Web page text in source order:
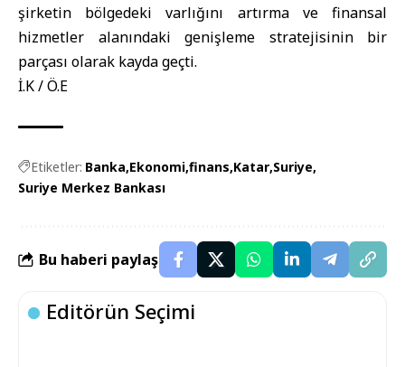
şirketin bölgedeki varlığını artırma ve finansal
hizmetler alanındaki genişleme stratejisinin bir
parçası olarak kayda geçti.
İ.K / Ö.E
Etiketler: Banka Ekonomi finans Katar Suriye
Suriye Merkez Bankası
Bu haberi paylaş
Editörün Seçimi